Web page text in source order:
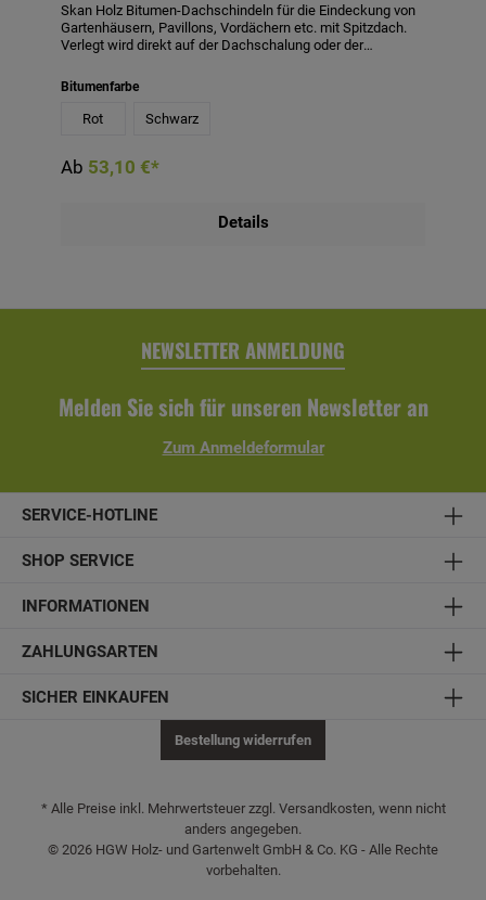
Skan Holz Bitumen-Dachschindeln für die Eindeckung von
Gartenhäusern, Pavillons, Vordächern etc. mit Spitzdach.
Verlegt wird direkt auf der Dachschalung oder der
Witterungseinflüsse wertet die Eindeckung mit
Dachschindeln optisch liebevoll auf. 1 Paket enthält 2 m².
Den benötigten Bedarf an Paketen entnehmen Sie bitte den
Bitumenfarbe
Rot Schwarz
Ab 53,10 €*
Details
NEWSLETTER ANMELDUNG
Melden Sie sich für unseren Newsletter an
Zum Anmeldeformular
SERVICE-HOTLINE
SHOP SERVICE
INFORMATIONEN
ZAHLUNGSARTEN
SICHER EINKAUFEN
Bestellung widerrufen
* Alle Preise inkl. Mehrwertsteuer zzgl. Versandkosten, wenn nicht
anders angegeben.
© 2026 HGW Holz- und Gartenwelt GmbH & Co. KG - Alle Rechte
vorbehalten.